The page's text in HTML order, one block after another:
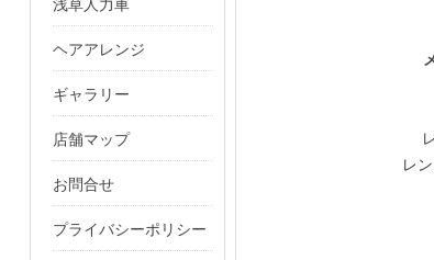
レ
浅草人力車
ヘアアレンジ
ギャラリー
店舗マップ
お問合せ
プライバシーポリシー